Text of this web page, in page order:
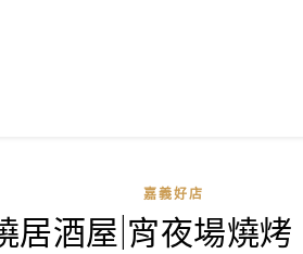
嘉義好店
居酒屋|宵夜場燒